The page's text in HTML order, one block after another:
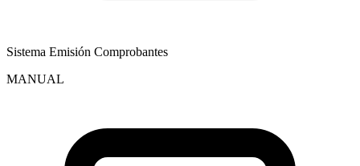
Sistema Emisión Comprobantes
MANUAL